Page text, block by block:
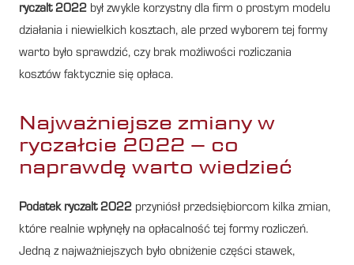
ryczalt 2022 był zwykle korzystny dla firm o prostym modelu
działania i niewielkich kosztach, ale przed wyborem tej formy
warto było sprawdzić, czy brak możliwości rozliczania
kosztów faktycznie się opłaca.
Najważniejsze zmiany w
ryczałcie 2022 – co
naprawdę warto wiedzieć
Podatek ryczalt 2022 przyniósł przedsiębiorcom kilka zmian,
które realnie wpłynęły na opłacalność tej formy rozliczeń.
Jedną z najważniejszych było obniżenie części stawek,